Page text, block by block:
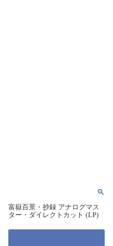
富嶽百景・抄録 アナログマス
ター・ダイレクトカット (LP)